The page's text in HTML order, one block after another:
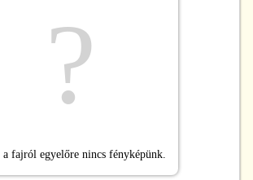
?
fajról egyelőre nincs fényképünk.